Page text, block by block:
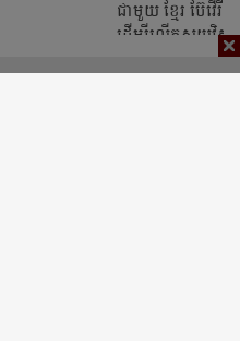
ជាមួយ ខ្មែរ ប៊ែវើរី
ដើម្បីលើកស្ទួយវិស័